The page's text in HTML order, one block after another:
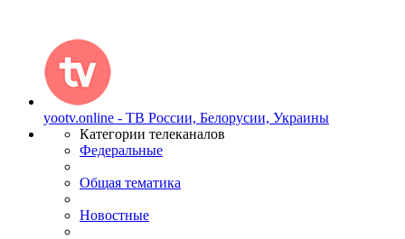
yootv.online - ТВ России, Белорусии, Украины
Категории телеканалов
Федеральные
Общая тематика
Новостные